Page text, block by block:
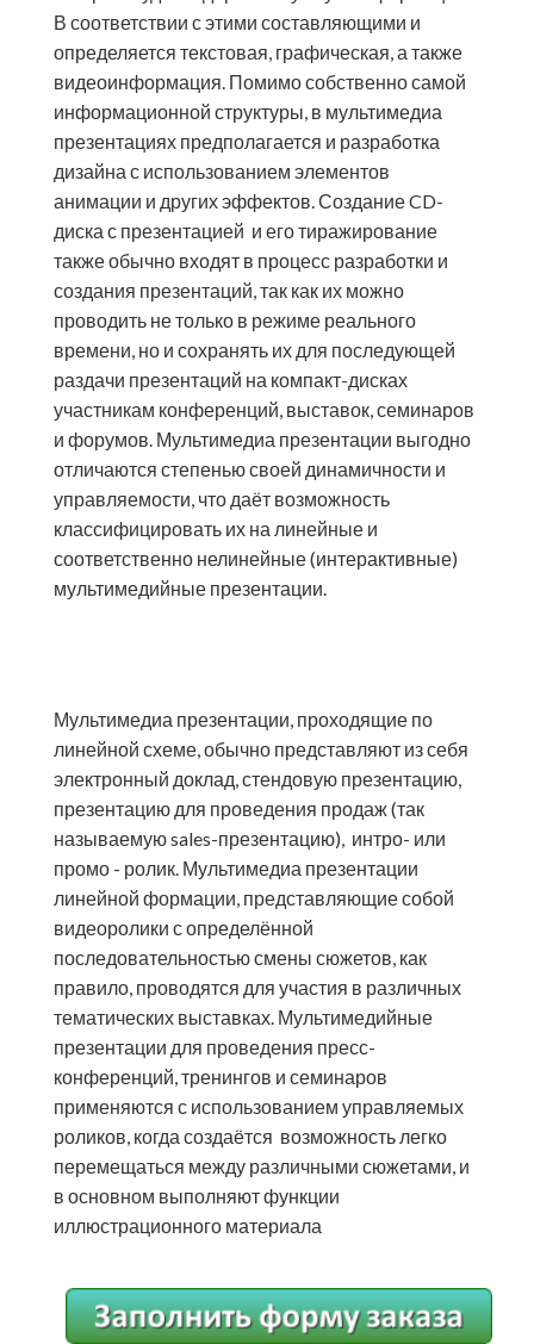
В соответствии с этими составляющими и
определяется текстовая, графическая, а также
видеоинформация. Помимо собственно самой
информационной структуры, в мультимедиа
презентациях предполагается и разработка
дизайна с использованием элементов
анимации и других эффектов. Создание CD-
диска с презентацией и его тиражирование
также обычно входят в процесс разработки и
создания презентаций, так как их можно
проводить не только в режиме реального
времени, но и сохранять их для последующей
раздачи презентаций на компакт-дисках
участникам конференций, выставок, семинаров
и форумов. Мультимедиа презентации выгодно
отличаются степенью своей динамичности и
управляемости, что даёт возможность
классифицировать их на линейные и
соответственно нелинейные (интерактивные)
мультимедийные презентации.
Мультимедиа презентации, проходящие по
линейной схеме, обычно представляют из себя
электронный доклад, стендовую презентацию,
презентацию для проведения продаж (так
называемую sales-презентацию), интро- или
промо - ролик. Мультимедиа презентации
линейной формации, представляющие собой
видеоролики с определённой
последовательностью смены сюжетов, как
правило, проводятся для участия в различных
тематических выставках. Мультимедийные
презентации для проведения пресс-
конференций, тренингов и семинаров
применяются с использованием управляемых
роликов, когда создаётся возможность легко
перемещаться между различными сюжетами, и
в основном выполняют функции
иллюстрационного материала